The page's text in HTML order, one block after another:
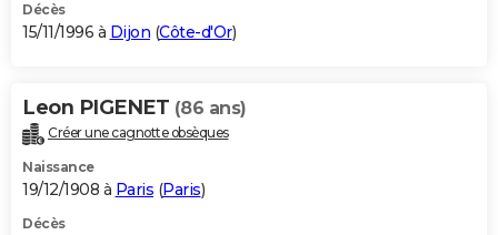
Décès
15/11/1996 à Dijon (Côte-d'Or)
Leon PIGENET (86 ans)
Créer une cagnotte obsèques
Naissance
19/12/1908 à Paris (Paris)
Décès